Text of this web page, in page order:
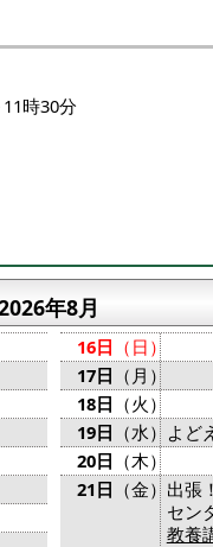
時30分
年8月
16日 （日）
17日 （月）
18日 （火）
19日 （水） よど
20日 （木）
21日 （金） 出張
セン
教養